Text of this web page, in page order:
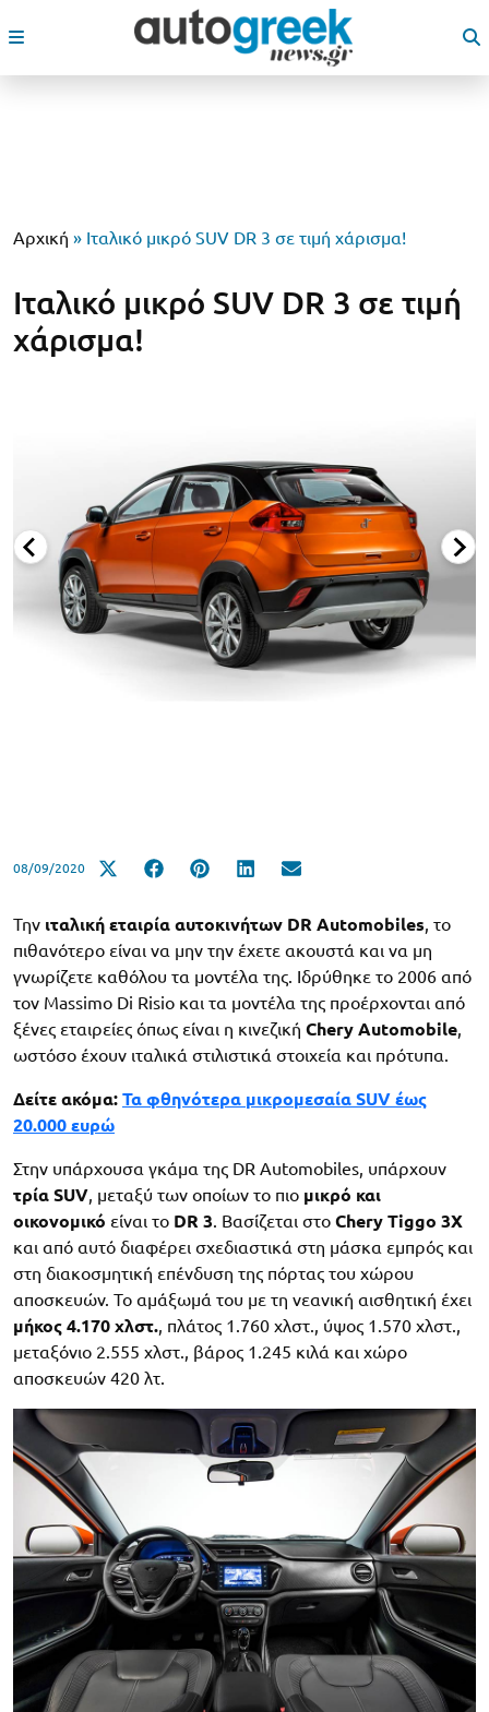
Αρχική » Ιταλικό μικρό SUV DR 3 σε τιμή χάρισμα!
Ιταλικό μικρό SUV DR 3 σε τιμή
χάρισμα!
08/09/2020
Την ιταλική εταιρία αυτοκινήτων DR Automobiles, το
πιθανότερο είναι να μην την έχετε ακουστά και να μη
γνωρίζετε καθόλου τα μοντέλα της. Ιδρύθηκε το 2006 από
τον Massimo Di Risio και τα μοντέλα της προέρχονται από
ξένες εταιρείες όπως είναι η κινεζική Chery Automobile,
ωστόσο έχουν ιταλικά στιλιστικά στοιχεία και πρότυπα.
Δείτε ακόμα: Τα φθηνότερα μικρομεσαία SUV έως
20.000 ευρώ
Στην υπάρχουσα γκάμα της DR Automobiles, υπάρχουν
τρία SUV, μεταξύ των οποίων το πιο μικρό και
οικονομικό είναι το DR 3. Βασίζεται στο Chery Tiggo 3X
και από αυτό διαφέρει σχεδιαστικά στη μάσκα εμπρός και
στη διακοσμητική επένδυση της πόρτας του χώρου
αποσκευών. Το αμάξωμά του με τη νεανική αισθητική έχει
μήκος 4.170 χλστ., πλάτος 1.760 χλστ., ύψος 1.570 χλστ.,
μεταξόνιο 2.555 χλστ., βάρος 1.245 κιλά και χώρο
αποσκευών 420 λτ.